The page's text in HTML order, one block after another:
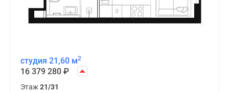
студия 21,60 м2
16 379 280 ₽
Этаж21/31